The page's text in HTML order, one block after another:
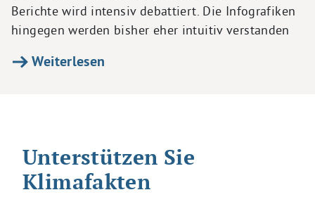
Berichte wird intensiv debattiert. Die Infografiken
hingegen werden bisher eher intuitiv verstanden
Weiterlesen
Unterstützen Sie
Klimafakten